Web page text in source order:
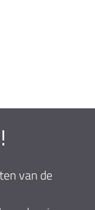
van de